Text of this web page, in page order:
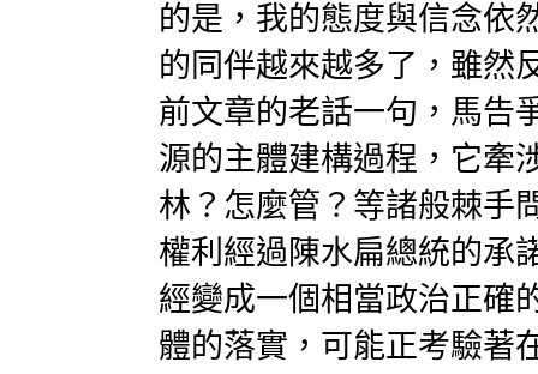
的是，我的態度與信念依
的同伴越來越多了，雖然
前文章的老話一句，馬告
源的主體建構過程，它牽
林？怎麼管？等諸般棘手
權利經過陳水扁總統的承
經變成一個相當政治正確
體的落實，可能正考驗著